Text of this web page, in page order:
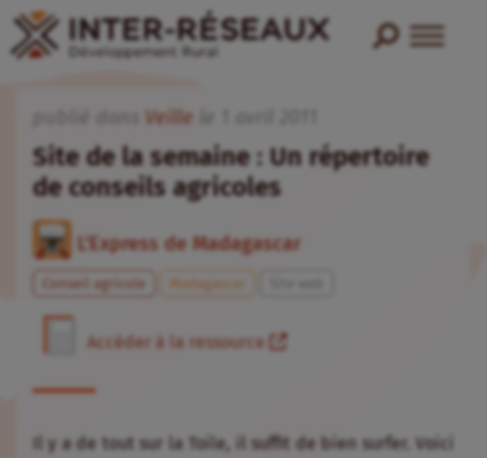
Veille
Site de la semaine : Un répertoire
de conseils agricoles
L'Express de Madagascar
Conseil agricole Madagascar
Accéder à la ressource
Il y a de tout sur la Toile, il suffit de bien surfer. Voici